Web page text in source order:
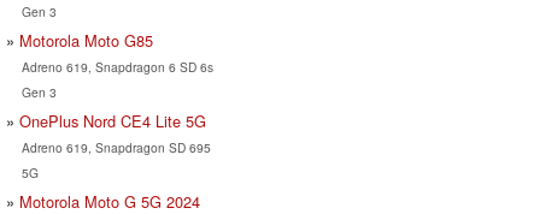
Gen 3
Motorola Moto G85
Adreno 619, Snapdragon 6 SD 6s
Gen 3
OnePlus Nord CE4 Lite 5G
Adreno 619, Snapdragon SD 695
5G
Motorola Moto G 5G 2024